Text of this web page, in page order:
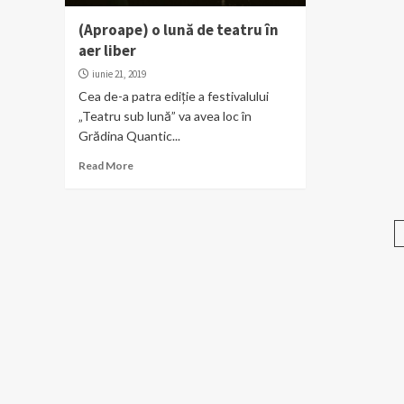
(Aproape) o lună de teatru în
aer liber
iunie 21, 2019
Cea de-a patra ediție a festivalului
„Teatru sub lună” va avea loc în
Grădina Quantic...
Read More